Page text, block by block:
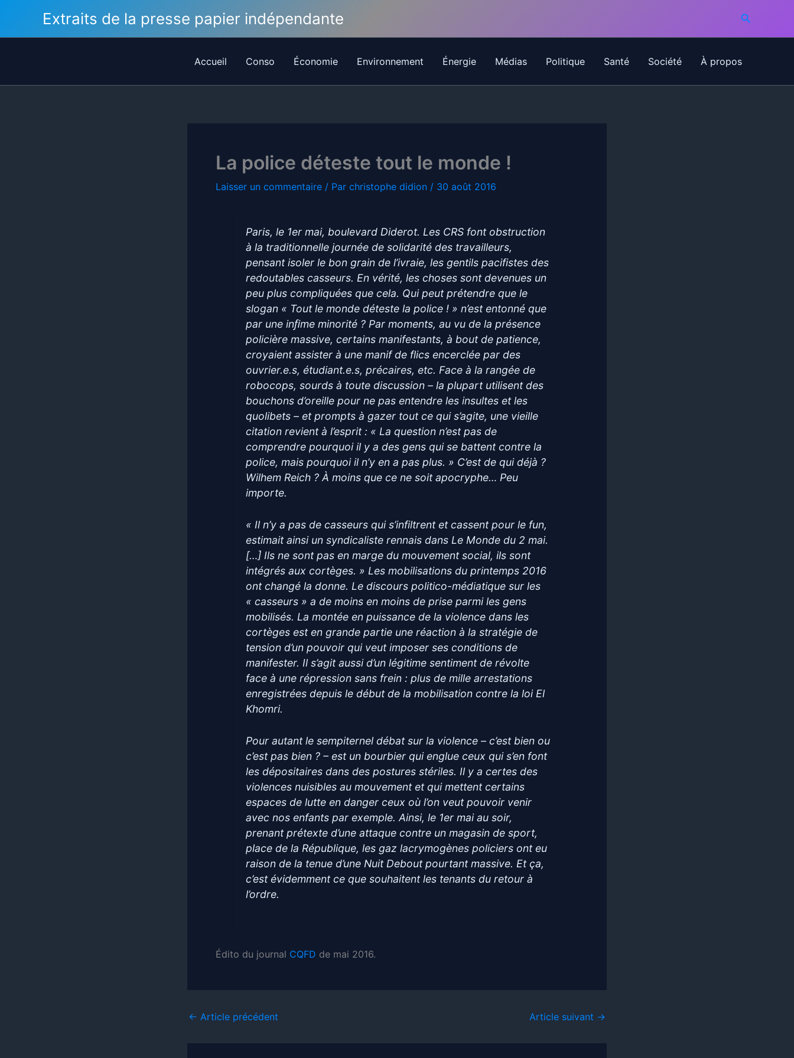
contenu
Extraits de la presse papier indépendante
Accueil Conso Économie Environnement Énergie Médias Politique Santé Société À propos
La police déteste tout le monde !
Laisser un commentaire / Par christophe didion / 30 août 2016
Paris, le 1er mai, boulevard Diderot. Les CRS font obstruction
à la traditionnelle journée de solidarité des travailleurs,
pensant isoler le bon grain de l’ivraie, les gentils pacifistes des
redoutables casseurs. En vérité, les choses sont devenues un
peu plus compliquées que cela. Qui peut prétendre que le
slogan « Tout le monde déteste la police ! » n’est entonné que
par une inﬁme minorité ? Par moments, au vu de la présence
policière massive, certains manifestants, à bout de patience,
croyaient assister à une manif de flics encerclée par des
ouvrier.e.s, étudiant.e.s, précaires, etc. Face à la rangée de
robocops, sourds à toute discussion – la plupart utilisent des
bouchons d’oreille pour ne pas entendre les insultes et les
quolibets – et prompts à gazer tout ce qui s’agite, une vieille
citation revient à l’esprit : « La question n’est pas de
comprendre pourquoi il y a des gens qui se battent contre la
police, mais pourquoi il n’y en a pas plus. » C’est de qui déjà ?
Wilhem Reich ? À moins que ce ne soit apocryphe… Peu
importe.
« Il n’y a pas de casseurs qui s’infiltrent et cassent pour le fun,
estimait ainsi un syndicaliste rennais dans Le Monde du 2 mai.
[…] Ils ne sont pas en marge du mouvement social, ils sont
intégrés aux cortèges. » Les mobilisations du printemps 2016
ont changé la donne. Le discours politico-médiatique sur les
« casseurs » a de moins en moins de prise parmi les gens
mobilisés. La montée en puissance de la violence dans les
cortèges est en grande partie une réaction à la stratégie de
tension d’un pouvoir qui veut imposer ses conditions de
manifester. Il s’agit aussi d’un légitime sentiment de révolte
face à une répression sans frein : plus de mille arrestations
enregistrées depuis le début de la mobilisation contre la loi El
Khomri.
Pour autant le sempiternel débat sur la violence – c’est bien ou
c’est pas bien ? – est un bourbier qui englue ceux qui s’en font
les dépositaires dans des postures stériles. Il y a certes des
violences nuisibles au mouvement et qui mettent certains
espaces de lutte en danger ceux où l’on veut pouvoir venir
avec nos enfants par exemple. Ainsi, le 1er mai au soir,
prenant prétexte d’une attaque contre un magasin de sport,
place de la République, les gaz lacrymogènes policiers ont eu
raison de la tenue d’une Nuit Debout pourtant massive. Et ça,
c’est évidemment ce que souhaitent les tenants du retour à
l’ordre.
Édito du journal CQFD de mai 2016.
← Article précédent Article suivant →